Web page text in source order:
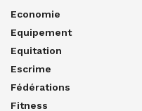
Economie
Equipement
Equitation
Escrime
Fédérations
Fitness